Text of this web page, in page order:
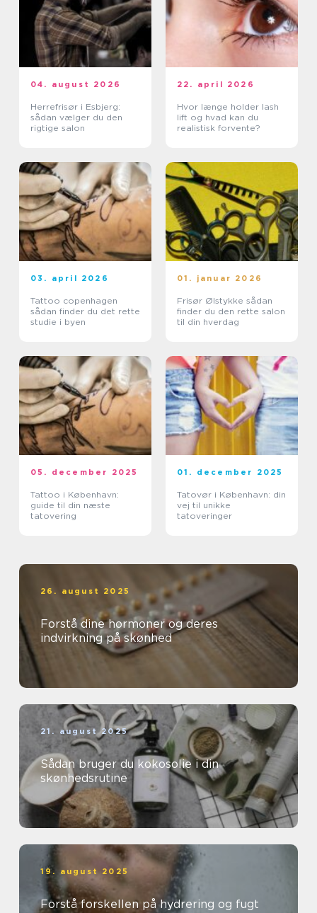
04. august 2026
Herrefrisør i Esbjerg:
sådan vælger du den
rigtige salon
22. april 2026
Hvor længe holder lash
lift og hvad kan du
realistisk forvente?
03. april 2026
Tattoo copenhagen
sådan finder du det rette
studie i byen
01. januar 2026
Frisør Ølstykke sådan
finder du den rette salon
til din hverdag
05. december 2025
Tattoo i København:
guide til din næste
tatovering
01. december 2025
Tatovør i København: din
vej til unikke
tatoveringer
26. august 2025
Forstå dine hormoner og deres
indvirkning på skønhed
21. august 2025
Sådan bruger du kokosolie i din
skønhedsrutine
19. august 2025
Forstå forskellen på hydrering og fugt